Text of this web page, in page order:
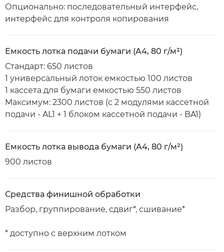
Опционально: последовательный интерфейс,
интерфейс для контроля копирования
Емкость лотка подачи бумаги (A4, 80 г/м²)
Стандарт: 650 листов
1 универсальный лоток емкостью 100 листов
1 кассета для бумаги емкостью 550 листов
Максимум: 2300 листов (с 2 модулями кассетной
подачи - AL1 + 1 блоком кассетной подачи - BA1)
Емкость лотка вывода бумаги (A4, 80 г/м²)
900 листов
Средства финишной обработки
Разбор, группирование, сдвиг*, сшивание*
* доступно с верхним лотком